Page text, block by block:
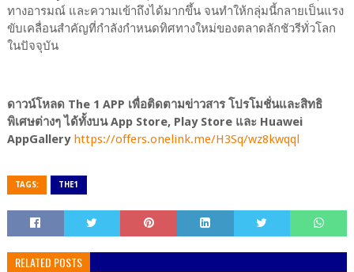
ทางอารมณ์ และความเข้าถึงได้มากขึ้น จนทำให้กลุ่มนี้กลายเป็นแรง
ขับเคลื่อนสำคัญที่กำลังกำหนดทิศทางใหม่ของตลาดลักชัวรีทั่วโลก
ในปัจจุบัน
ดาวน์โหลด The 1 APP เพื่อติดตามข่าวสาร โปรโมชั่นและสิทธิ
พิเศษต่างๆ ได้ทั้งบน App Store, Play Store และ Huawei
AppGallery https://offers.onelink.me/H3Sq/wz8kwqql
TAGS: THE1
RELATED POSTS